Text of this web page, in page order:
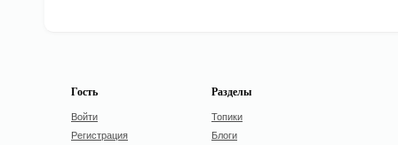
Гость
Войти
Регистрация
Разделы
Топики
Блоги